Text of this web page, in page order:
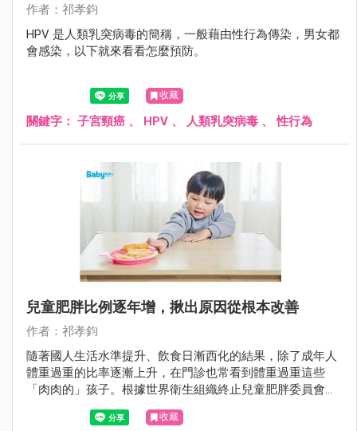
作者：祁孝鈞
HPV 是人類乳突病毒的簡稱，一般藉由性行為傳染，男女都
會感染，以下就來看看怎麼預防。
收藏
關鍵字： 子宮頸癌 、 HPV 、 人類乳突病毒 、性行為
兒童肥胖比例逐年增，揪出原因從根本改善
作者：祁孝鈞
隨著國人生活水準提升、飲食日漸西化的結果，除了成年人
體重過重的比率逐漸上升，在門診也常看到體重過重這些
「肉肉的」孩子。根據世界衛生組織終止兒童肥胖委員會指
出， 全球過重或肥胖嬰幼兒 (0 至 5 歲 ) 人口，從 1990 年的
3,200 萬人增加到 2016 年的 4,100 萬人。而我國2017年依據
收藏